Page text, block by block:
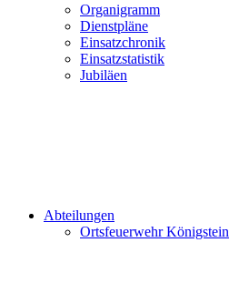
Organigramm
Dienstpläne
Einsatzchronik
Einsatzstatistik
Jubiläen
Abteilungen
Ortsfeuerwehr Königstein